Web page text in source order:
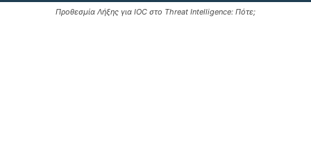
Προθεσμία Λήξης για IOC στο Threat Intelligence: Πότε;